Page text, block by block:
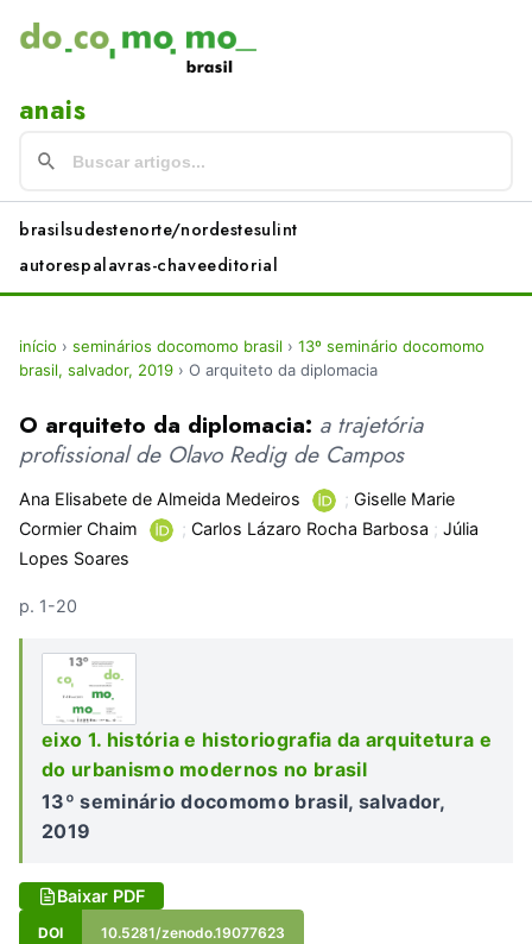
anais
brasilsudestenorte/nordestesulint
autorespalavras-chaveeditorial
início › seminários docomomo brasil › 13º seminário docomomo
brasil, salvador, 2019 › O arquiteto da diplomacia
O arquiteto da diplomacia: a trajetória
profissional de Olavo Redig de Campos
Ana Elisabete de Almeida Medeiros ; Giselle Marie
Cormier Chaim
; Carlos Lázaro Rocha Barbosa ; Júlia
Lopes Soares
p. 1-20
eixo 1. história e historiografia da arquitetura e
do urbanismo modernos no brasil
13º seminário docomomo brasil, salvador,
2019
Baixar PDF
DOI 10.5281/zenodo.19077623